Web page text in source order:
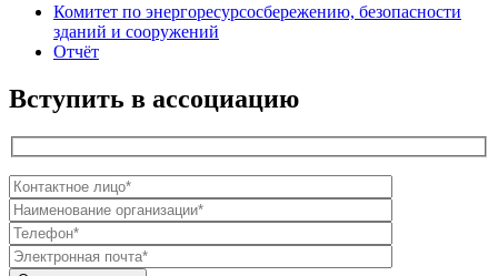
Комитет по энергоресурсосбережению, безопасности
зданий и сооружений
Отчёт
Вступить в ассоциацию